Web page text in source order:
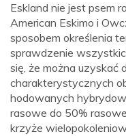
Eskland nie jest psem
American Eskimo i
sposobem określenia
sprawdzenie
się, że można uzyskać
charakterystycznych
hodowanych
rasowe do 50%
krzyże